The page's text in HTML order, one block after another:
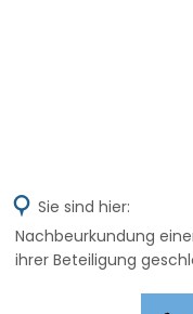
Sie sind hier:
Nachbeurkundung
ihrer Beteiligung